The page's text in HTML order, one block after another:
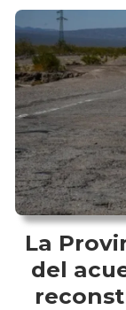
La
del